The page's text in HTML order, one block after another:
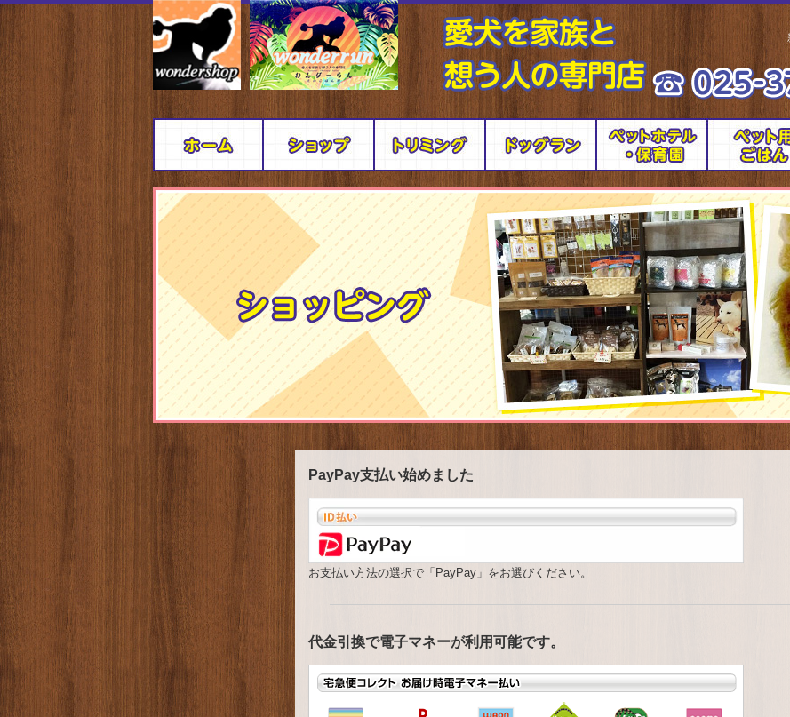
PayPay支払い始めました
お支払い方法の選択で「PayPay」をお選びください。
代金引換で電子マネーが利用可能です。